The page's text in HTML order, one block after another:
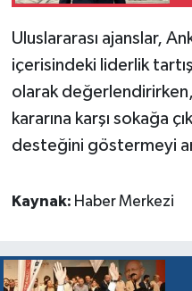
Uluslararası ajanslar,
içerisindeki liderlik
olarak
kararına karşı sokağa
desteğini göstermeyi
Kaynak: Haber Merkezi